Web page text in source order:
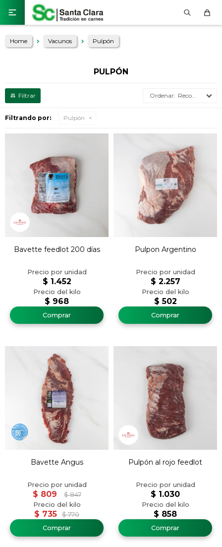

Home Vacunos Pulpón
PULPÓN
Recomendados
Filtrando por: Pulpón
Bavette feedlot 200 días
$ 968
$ 1.452
Pulpon Argentino
$ 502
$ 2.257
Bavette Angus
$ 735 $ 770
$ 809 $ 847
Pulpón al rojo feedlot
$ 858
$ 1.030